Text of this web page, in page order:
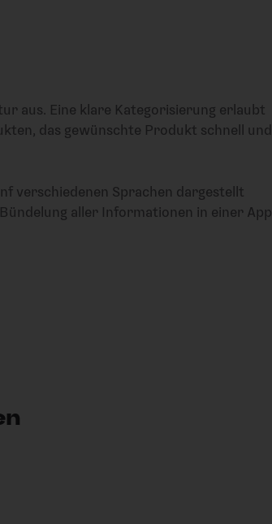
aus. Eine klare Kategorisierung erlaubt
das gewünschte Produkt schnell und
verschiedenen Sprachen dargestellt
aller Informationen in einer App